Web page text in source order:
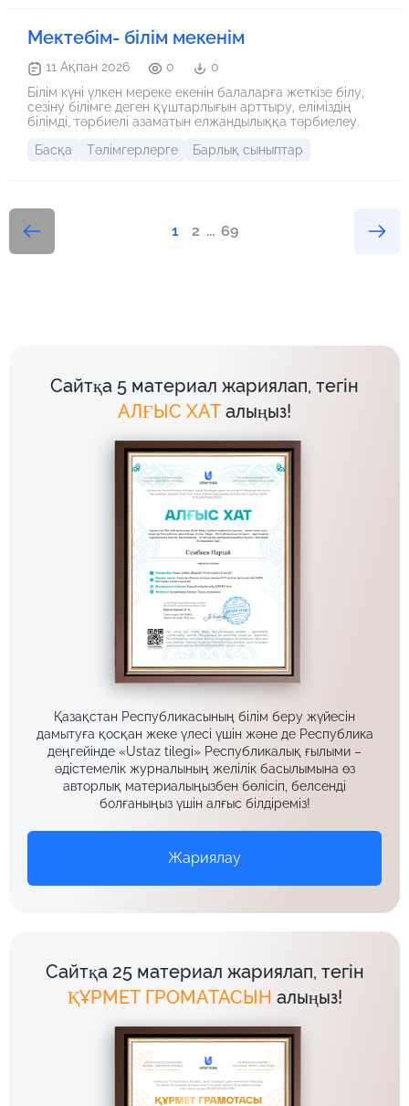
Мектебім- білім мекенім
11 Ақпан 2026 0
0
Білім күні үлкен мереке екенін балаларға жеткізе білу,
сезіну білімге деген құштарлығын арттыру, еліміздің
білімді, тәрбиелі азаматын елжандылыққа тәрбиелеу.
Басқа
Тәлімгерлерге Барлық сыныптар
1 2 ... 69
Сайтқа 5 материал жариялап, тегін
АЛҒЫС ХАТ алыңыз!
Қазақстан Республикасының білім беру жүйесін
дамытуға қосқан жеке үлесі үшін және де Республика
деңгейінде «Ustaz tilegi» Республикалық ғылыми –
әдістемелік журналының желілік басылымына өз
авторлық материалыңызбен бөлісіп, белсенді
болғаныңыз үшін алғыс білдіреміз!
Жариялау
Сайтқа 25 материал жариялап, тегін
ҚҰРМЕТ ГРОМАТАСЫН алыңыз!